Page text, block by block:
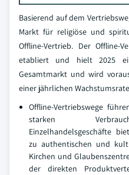
Basierend auf dem
Markt für religiöse und
Offline-Vertrieb. Der Offline-
etabliert und hielt 2025
Gesamtmarkt und wird
einer jährlichen
Offline-Vertriebswege
starken
Einzelhandelsgeschäfte
zu authentischen und
Kirchen und
der direkten